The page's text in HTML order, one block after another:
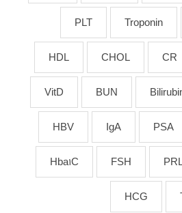
Troponin
PLT
CR
CHOL
HDL
BUN
VitD
PSA
IgA
HBV
FSH
Hba1C
HCG